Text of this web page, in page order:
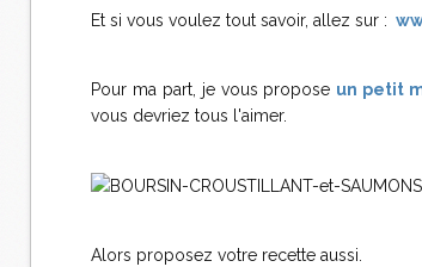
Et si vous voulez tout savoir, allez sur :
Pour ma part, je vous propose un petit
vous devriez tous l'aimer.
Alors proposez votre recette aussi.